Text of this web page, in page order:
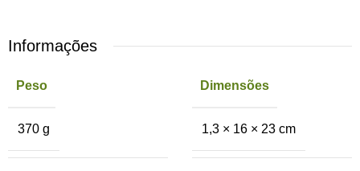
Informações
Peso
370 g
Dimensões
1,3 × 16 × 23 cm